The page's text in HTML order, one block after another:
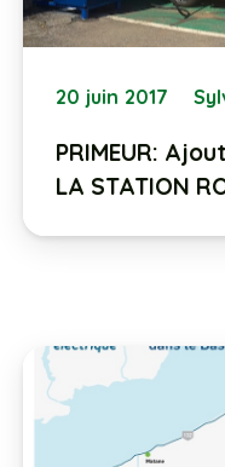
20 juin 2017
PRIMEUR:
LA STATION